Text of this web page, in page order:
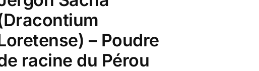
– Poudre
racine du Pérou